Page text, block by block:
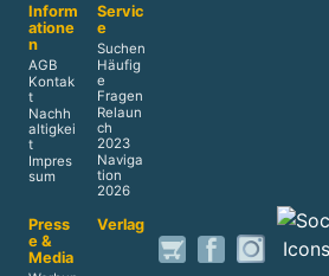
Inform
atione
n
AGB
Kontak
t
Nachh
altigkei
t
Impres
sum
Servic
e
Suchen
Häufig
e
Fragen
Relaun
ch
2023
Naviga
tion
2026
Press
e &
Media
Verlag